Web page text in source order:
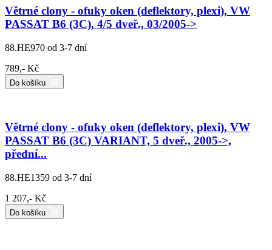
Větrné clony - ofuky oken (deflektory, plexi), VW
PASSAT B6 (3C), 4/5 dveř., 03/2005->
88.HE970 od 3-7 dní
789,- Kč
Do košíku
Větrné clony - ofuky oken (deflektory, plexi), VW
PASSAT B6 (3C) VARIANT, 5 dveř., 2005->,
přední...
88.HE1359 od 3-7 dní
1 207,- Kč
Do košíku